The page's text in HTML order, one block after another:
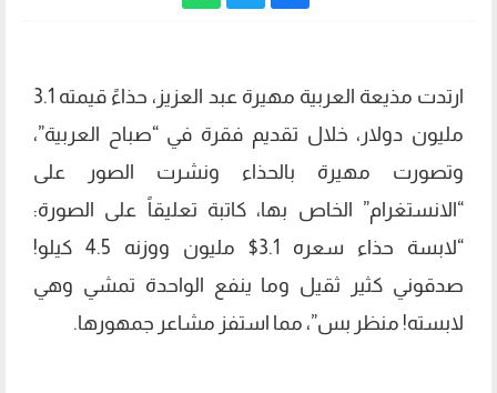
ارتدت مذيعة العربية مهيرة عبد العزيز، حذاءً قيمته 3.1
مليون دولار، خلال تقديم فقرة في “صباح العربية”،
وتصورت مهيرة بالحذاء ونشرت الصور على
“الانستغرام” الخاص بها، كاتبة تعليقاً على الصورة:
“لابسة حذاء سعره 3.1$ مليون ووزنه 4.5 كيلو!
صدقوني كثير ثقيل وما ينفع الواحدة تمشي وهي
لابسته! منظر بس”، مما استفز مشاعر جمهورها.